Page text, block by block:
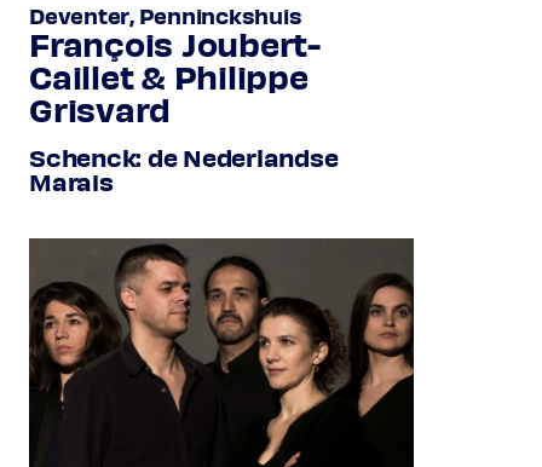
Deventer, Penninckshuis
François Joubert-
Caillet & Philippe
Grisvard
Schenck: de Nederlandse
Marais